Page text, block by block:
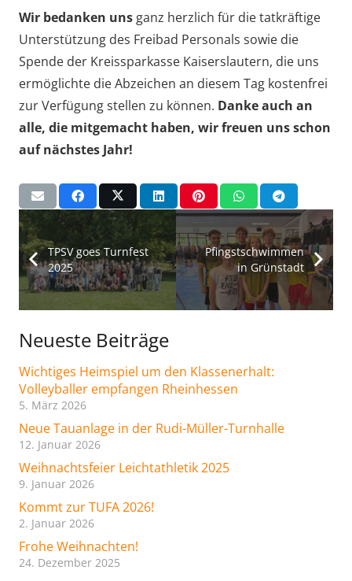
Wir bedanken uns ganz herzlich für die tatkräftige
Unterstützung des Freibad Personals sowie die
Spende der Kreissparkasse Kaiserslautern, die uns
ermöglichte die Abzeichen an diesem Tag kostenfrei
zur Verfügung stellen zu können. Danke auch an
alle, die mitgemacht haben, wir freuen uns schon
auf nächstes Jahr!
TPSV goes Turnfest
2025
Pfingstschwimmen
in Grünstadt
Neueste Beiträge
Wichtiges Heimspiel um den Klassenerhalt:
Volleyballer empfangen Rheinhessen
5. März 2026
Neue Tauanlage in der Rudi-Müller-Turnhalle
12. Januar 2026
Weihnachtsfeier Leichtathletik 2025
9. Januar 2026
Kommt zur TUFA 2026!
2. Januar 2026
Frohe Weihnachten!
24. Dezember 2025